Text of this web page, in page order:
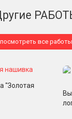
посмотреть все работы
"Золотая